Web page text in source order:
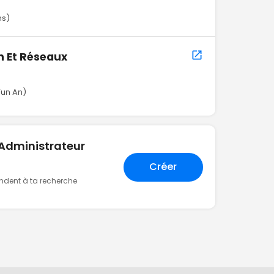
Réseaux
An)
à ta recherche
Créer